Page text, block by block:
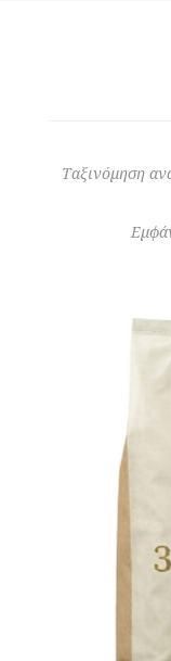
Ταξινόμηση